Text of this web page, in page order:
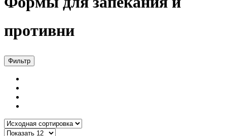
противни
Фильтр